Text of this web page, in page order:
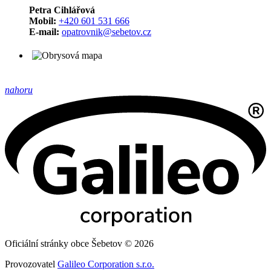
Petra Cihlářová
Mobil: +420 601 531 666
E-mail: opatrovnik@sebetov.cz
nahoru
Oficiální stránky obce Šebetov © 2026
Provozovatel Galileo Corporation s.r.o.